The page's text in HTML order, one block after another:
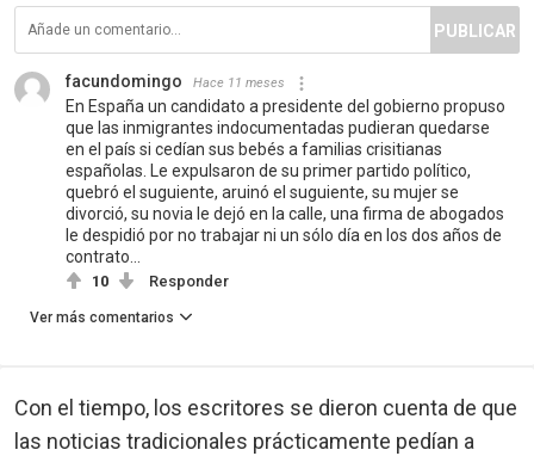
PUBLICAR
facundomingo Hace 11 meses
En España un candidato a presidente del gobierno propuso
que las inmigrantes indocumentadas pudieran quedarse
en el país si cedían sus bebés a familias crisitianas
españolas. Le expulsaron de su primer partido político,
quebró el suguiente, aruinó el suguiente, su mujer se
divorció, su novia le dejó en la calle, una firma de abogados
le despidió por no trabajar ni un sólo día en los dos años de
contrato...
10 Responder
Ver más comentarios
Con el tiempo, los escritores se dieron cuenta de que
las noticias tradicionales prácticamente pedían a